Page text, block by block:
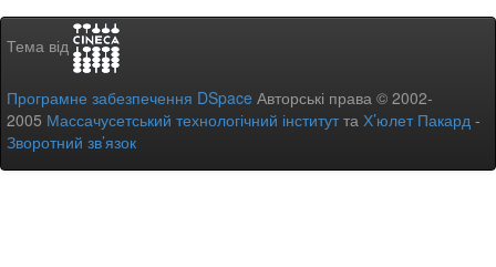
Тема від
Програмне забезпечення DSpace Авторські права © 2002-
2005 Массачусетський технологічний інститутта Х’юлет Пакард -
Зворотний зв’язок